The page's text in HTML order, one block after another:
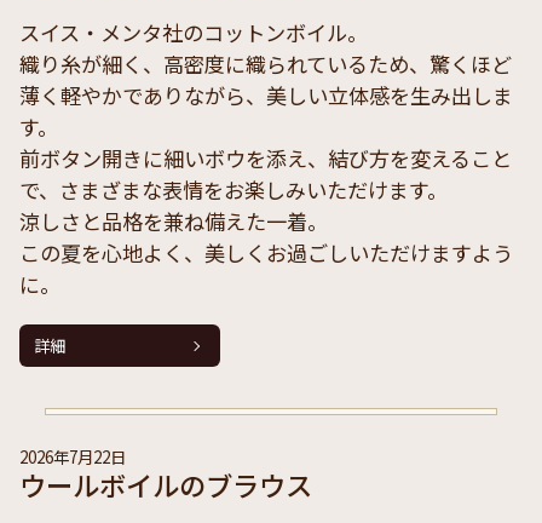
スイス・メンタ社のコットンボイル。
織り糸が細く、高密度に織られているため、驚くほど
薄く軽やかでありながら、美しい立体感を生み出しま
す。
前ボタン開きに細いボウを添え、結び方を変えること
で、さまざまな表情をお楽しみいただけます。
涼しさと品格を兼ね備えた一着。
この夏を心地よく、美しくお過ごしいただけますよう
に。
詳細
2026年7月22日
ウールボイルのブラウス